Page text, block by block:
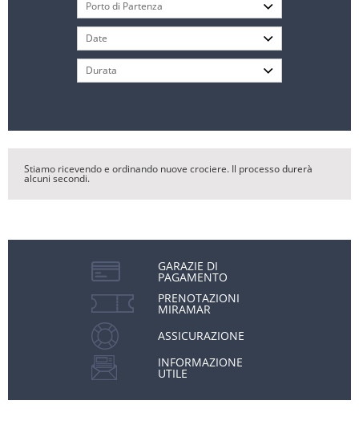
Stiamo ricevendo e ordinando nuove crociere. Il processo durerà
alcuni secondi.
GARAZIE DI
PAGAMENTO
PRENOTAZIONI
MIRAMAR
ASSICURAZIONE
INFORMAZIONE
UTILE